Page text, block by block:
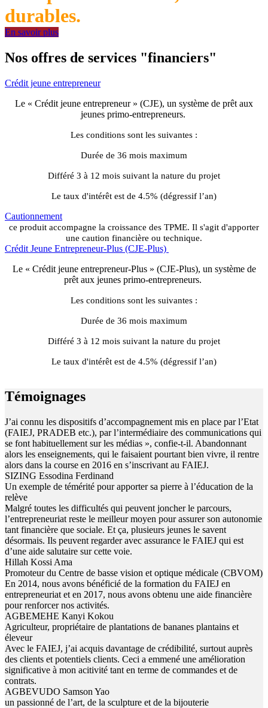
durables.
En savoir plus
Nos offres de services "financiers"
Crédit jeune entrepreneur
Le « Crédit jeune entrepreneur » (CJE), un système de prêt aux
jeunes primo-entrepreneurs.
Les conditions sont les suivantes :
Durée de 36 mois maximum
Différé 3 à 12 mois suivant la nature du projet
Le taux d'intérêt est de 4.5% (dégressif l’an)
Cautionnement
ce produit accompagne la croissance des TPME. Il s'agit d'apporter
une caution financière ou technique.
Crédit Jeune Entrepreneur-Plus (CJE-Plus)
Le « Crédit jeune entrepreneur-Plus » (CJE-Plus), un système de
prêt aux jeunes primo-entrepreneurs.
Les conditions sont les suivantes :
Durée de 36 mois maximum
Différé 3 à 12 mois suivant la nature du projet
Le taux d'intérêt est de 4.5% (dégressif l’an)
Témoignages
J’ai connu les dispositifs d’accompagnement mis en place par l’Etat
(FAIEJ, PRADEB etc.), par l’intermédiaire des communications qui
se font habituellement sur les médias », confie-t-il. Abandonnant
alors les enseignements, qui le faisaient pourtant bien vivre, il rentre
alors dans la course en 2016 en s’inscrivant au FAIEJ.
SIZING Essodina Ferdinand
Un exemple de témérité pour apporter sa pierre à l’éducation de la
relève
Malgré toutes les difficultés qui peuvent joncher le parcours,
l’entrepreneuriat reste le meilleur moyen pour assurer son autonomie
tant financière que sociale. Et ça, plusieurs jeunes le savent
désormais. Ils peuvent regarder avec assurance le FAIEJ qui est
d’une aide salutaire sur cette voie.
Hillah Kossi Ama
Promoteur du Centre de basse vision et optique médicale (CBVOM)
En 2014, nous avons bénéficié de la formation du FAIEJ en
entrepreneuriat et en 2017, nous avons obtenu une aide financière
pour renforcer nos activités.
AGBEMEHE Kanyi Kokou
Agriculteur, propriétaire de plantations de bananes plantains et
éleveur
Avec le FAIEJ, j’ai acquis davantage de crédibilité, surtout auprès
des clients et potentiels clients. Ceci a emmené une amélioration
significative à mon acitivité tant en terme de commandes et de
contrats.
AGBEVUDO Samson Yao
un passionné de l’art, de la sculpture et de la bijouterie